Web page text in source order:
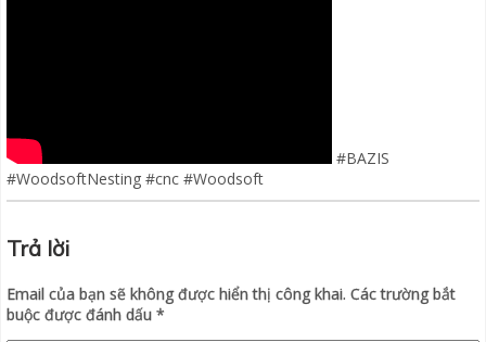
#BAZIS
#WoodsoftNesting #cnc #Woodsoft
Trả lời
Email của bạn sẽ không được hiển thị công khai. Các trường bắt
buộc được đánh dấu *